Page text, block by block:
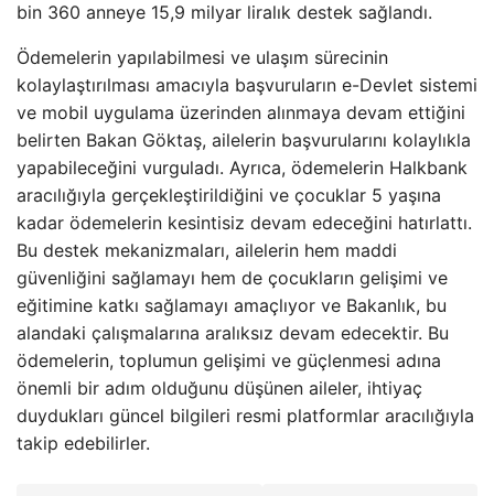
bin 360 anneye 15,9 milyar liralık destek sağlandı.
Ödemelerin yapılabilmesi ve ulaşım sürecinin
kolaylaştırılması amacıyla başvuruların e-Devlet sistemi
ve mobil uygulama üzerinden alınmaya devam ettiğini
belirten Bakan Göktaş, ailelerin başvurularını kolaylıkla
yapabileceğini vurguladı. Ayrıca, ödemelerin Halkbank
aracılığıyla gerçekleştirildiğini ve çocuklar 5 yaşına
kadar ödemelerin kesintisiz devam edeceğini hatırlattı.
Bu destek mekanizmaları, ailelerin hem maddi
güvenliğini sağlamayı hem de çocukların gelişimi ve
eğitimine katkı sağlamayı amaçlıyor ve Bakanlık, bu
alandaki çalışmalarına aralıksız devam edecektir. Bu
ödemelerin, toplumun gelişimi ve güçlenmesi adına
önemli bir adım olduğunu düşünen aileler, ihtiyaç
duydukları güncel bilgileri resmi platformlar aracılığıyla
takip edebilirler.